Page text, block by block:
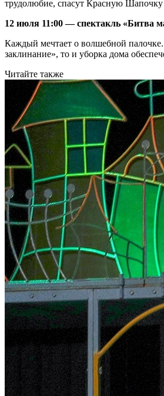
трудолюбие, спасут Красную
12 июля 11:00 — спектакль «Битва
Каждый мечтает о волшебной
заклинание», то и уборка дома
Читайте также